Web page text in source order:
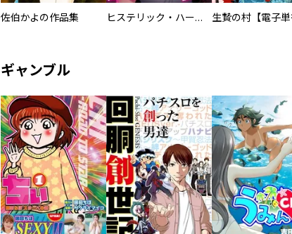
佐伯かよの作品集 ヒステリック・ハーレム～搾られる男と堕ちる女～【電子単行本版】
ギャンブル